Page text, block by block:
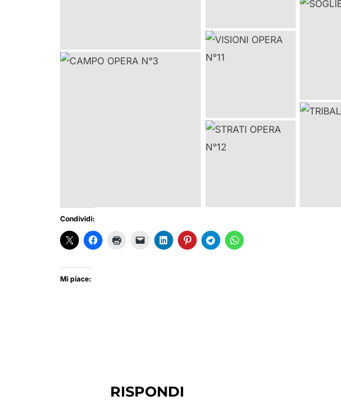
Condividi:
Mi piace:
RISPONDI